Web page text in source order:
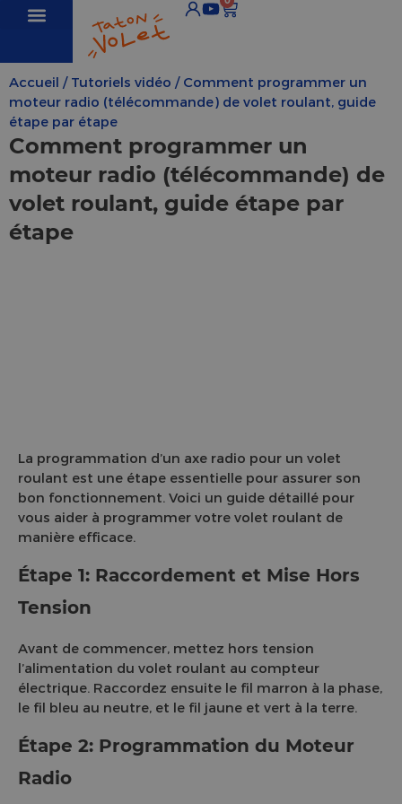
Accueil / Tutoriels vidéo / Comment programmer un
moteur radio (télécommande) de volet roulant, guide
étape par étape
Comment programmer un
moteur radio (télécommande) de
volet roulant, guide étape par
étape
La programmation d’un axe radio pour un volet
roulant est une étape essentielle pour assurer son
bon fonctionnement. Voici un guide détaillé pour
vous aider à programmer votre volet roulant de
manière efficace.
Étape 1: Raccordement et Mise Hors
Tension
Avant de commencer, mettez hors tension
l’alimentation du volet roulant au compteur
électrique. Raccordez ensuite le fil marron à la phase,
le fil bleu au neutre, et le fil jaune et vert à la terre.
Étape 2: Programmation du Moteur
Radio